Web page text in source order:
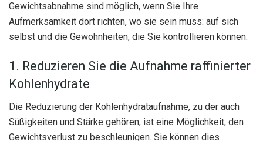
Gewichtsabnahme sind möglich, wenn Sie Ihre
Aufmerksamkeit dort richten, wo sie sein muss: auf sich
selbst und die Gewohnheiten, die Sie kontrollieren können.
1. Reduzieren Sie die Aufnahme raffinierter
Kohlenhydrate
Die Reduzierung der Kohlenhydrataufnahme, zu der auch
Süßigkeiten und Stärke gehören, ist eine Möglichkeit, den
Gewichtsverlust zu beschleunigen. Sie können dies